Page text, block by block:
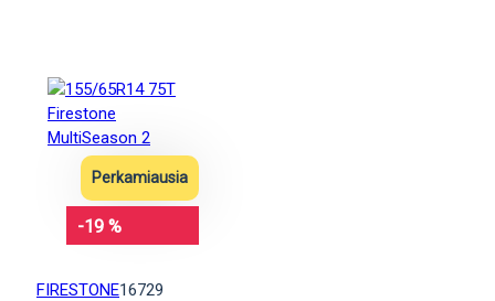
Perkamiausia
-19 %
FIRESTONE16729